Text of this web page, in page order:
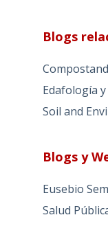
Blogs
Edafología
Soil and
Blogs y
Eusebio
Salud